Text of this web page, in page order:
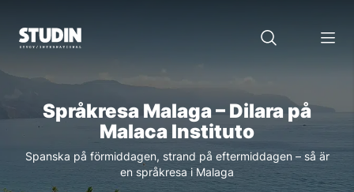
Språkresa Malaga – Dilara på
Malaca Instituto
Spanska på förmiddagen, strand på eftermiddagen – så är
en språkresa i Malaga